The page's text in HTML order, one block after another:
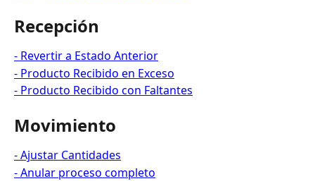
Recepción
- Revertir a Estado Anterior
- Producto Recibido en Exceso
- Producto Recibido con Faltantes
Movimiento
- Ajustar Cantidades
- Anular proceso completo